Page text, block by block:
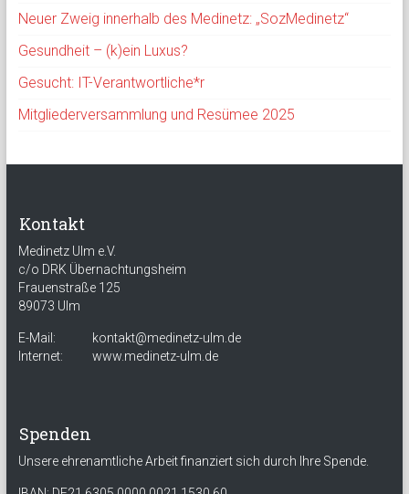
Neuer Zweig innerhalb des Medinetz: „SozMedinetz“
Gesundheit – (k)ein Luxus?
Gesucht: IT-Verantwortliche*r
Mitgliederversammlung und Resümee 2025
Kontakt
Medinetz Ulm e.V.
c/o DRK Übernachtungsheim
Frauenstraße 125
89073 Ulm
E-Mail:
kontakt@medinetz-ulm.de
Internet:
www.medinetz-ulm.de
Spenden
Unsere ehrenamtliche Arbeit finanziert sich durch Ihre Spende.